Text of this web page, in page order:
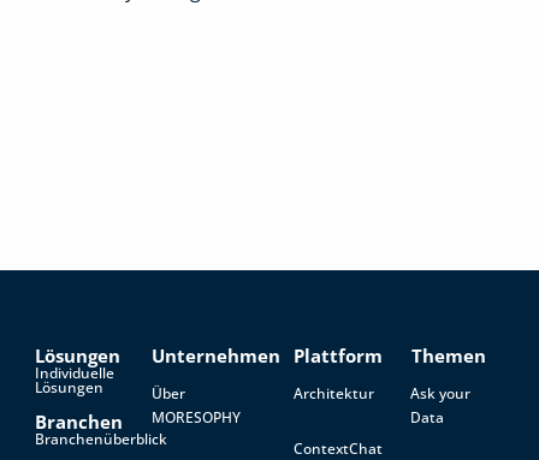
Lösungen
Individuelle
Lösungen
Branchen
Branchenüberblick
Unternehmen
Über
MORESOPHY
Plattform
Architektur
ContextChat
Themen
Ask your
Data